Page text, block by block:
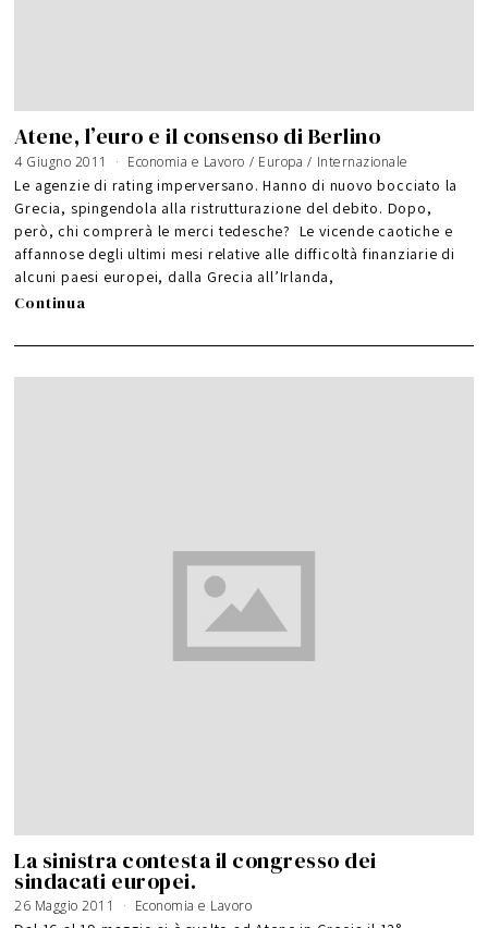
Atene, l’euro e il consenso di Berlino
4 Giugno 2011
G
g
n
o
2
0
1
Economia e Lavoro / Europa / Internazionale
Le agenzie di rating imperversano. Hanno di nuovo bocciato la
Grecia, spingendola alla ristrutturazione del debito. Dopo,
però, chi comprerà le merci tedesche? Le vicende caotiche e
affannose degli ultimi mesi relative alle difficoltà finanziarie di
alcuni paesi europei, dalla Grecia all’Irlanda,
Continua
La sinistra contesta il congresso dei
sindacati europei.
26 Maggio 2011 Economia e Lavoro